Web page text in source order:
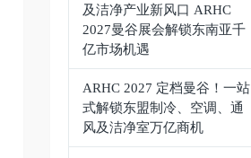
及洁净产业新风口 ARHC
2027曼谷展会解锁东南亚千
亿市场机遇
ARHC 2027 定档曼谷！一站
式解锁东盟制冷、空调、通
风及洁净室万亿商机